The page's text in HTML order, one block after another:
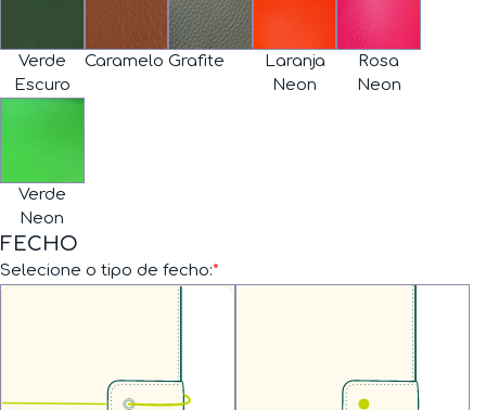
Verde
Escuro
Caramelo Grafite
Laranja
Neon
Rosa
Neon
Verde
Neon
FECHO
*
Selecione o tipo de fecho: